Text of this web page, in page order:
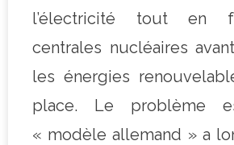
l’électricité tout en
centrales nucléaires
les énergies
place. Le problème
« modèle allemand » a